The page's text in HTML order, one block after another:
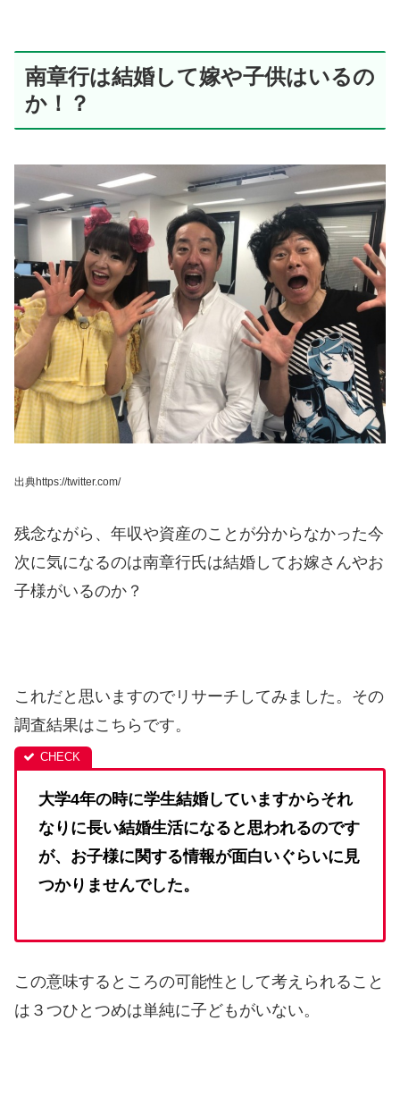
南章行は結婚して嫁や子供はいるの
か！？
出典https://twitter.com/
残念ながら、年収や資産のことが分からなかった今
次に気になるのは南章行氏は結婚してお嫁さんやお
子様がいるのか？
これだと思いますのでリサーチしてみました。その
調査結果はこちらです。
大学4年の時に学生結婚していますからそれ
なりに長い結婚生活になると思われるのです
が、お子様に関する情報が面白いぐらいに見
つかりませんでした。
この意味するところの可能性として考えられること
は３つひとつめは単純に子どもがいない。